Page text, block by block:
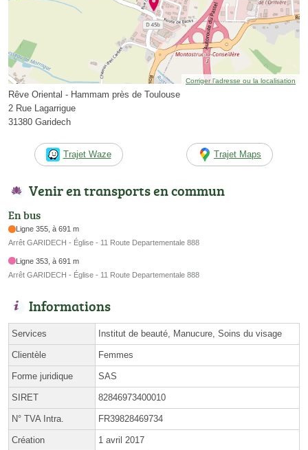
Corriger l’adresse ou la localisation
Rêve Oriental - Hammam près de Toulouse
2 Rue Lagarrigue
31380 Garidech
Trajet Waze Trajet Maps
Venir en transports en commun
En bus
Ligne 355, à 691 m
Arrêt GARIDECH - Église - 11 Route Departementale 888
Ligne 353, à 691 m
Arrêt GARIDECH - Église - 11 Route Departementale 888
Informations
Services Institut de beauté, Manucure, Soins du visage
Clientèle Femmes
Forme juridique SAS
SIRET 82846973400010
N° TVA Intra. FR39828469734
Création 1 avril 2017